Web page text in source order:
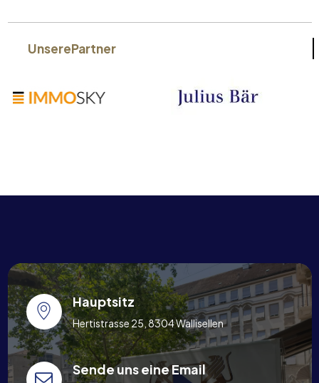
UnserePartner
Hauptsitz
Hertistrasse 25, 8304 Wallisellen
Sende uns eine Email